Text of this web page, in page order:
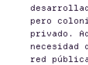
pero
privado.
necesidad
red